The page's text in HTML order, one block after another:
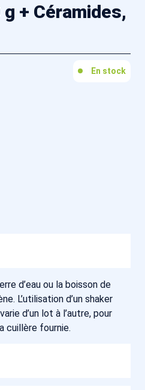
+ Céramides,
En stock
d’eau ou la boisson de
L’utilisation d’un shaker
d’un lot à l’autre, pour
cuillère fournie.